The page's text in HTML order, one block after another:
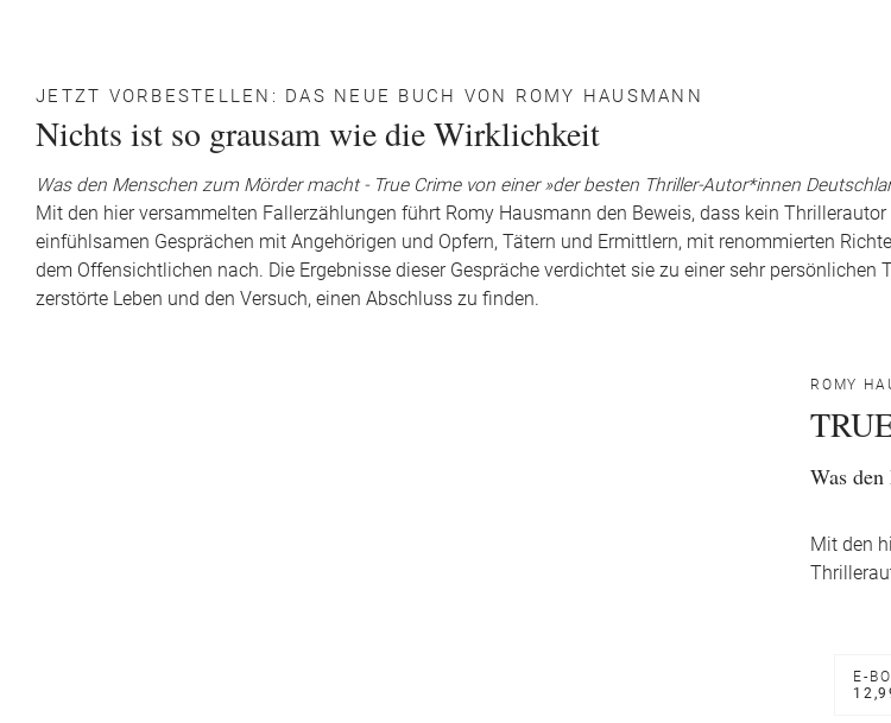
JETZT VORBESTELLEN: DAS NEUE BUCH VON ROMY HAUSMANN
Nichts ist so grausam wie die Wirklichkeit
Was den Menschen zum Mörder macht - True Crime von einer »der besten Thriller-Autor*innen
Mit den hier versammelten Fallerzählungen führt Romy Hausmann den Beweis, dass kein
einfühlsamen Gesprächen mit Angehörigen und Opfern, Tätern und Ermittlern, mit renommierten
dem Offensichtlichen nach. Die Ergebnisse dieser Gespräche verdichtet sie zu einer sehr
zerstörte Leben und den Versuch, einen Abschluss zu finden.
ROMY
Was
Mit den
E-